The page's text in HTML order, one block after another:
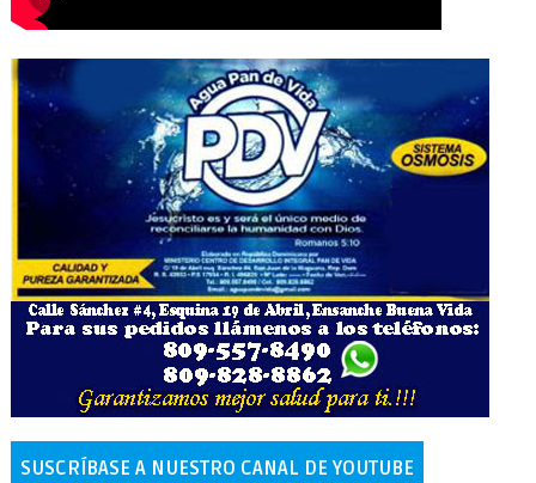
SUSCRÍBASE A NUESTRO CANAL DE YOUTUBE